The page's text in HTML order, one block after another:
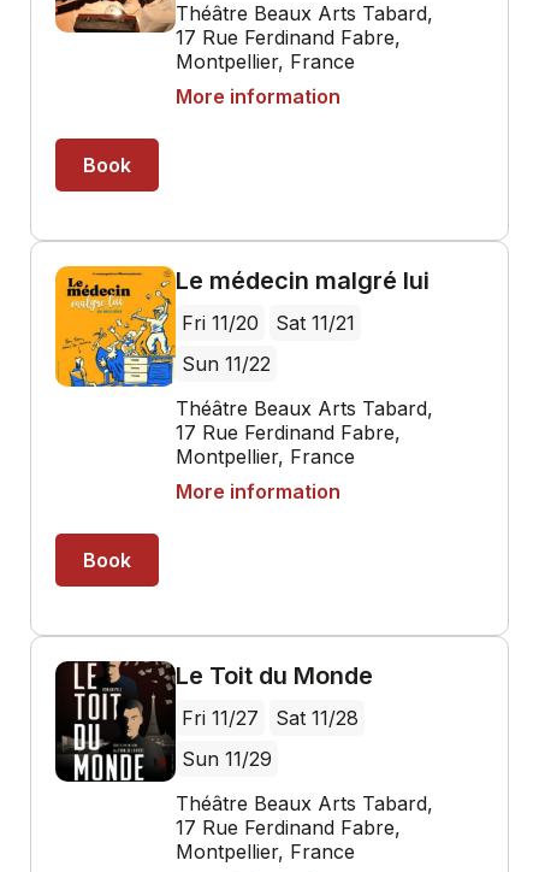
Théâtre Beaux Arts Tabard,
17 Rue Ferdinand Fabre,
Montpellier, France
More information
Book
Le médecin malgré lui
Fri 11/20
Sat 11/21
Sun 11/22
Théâtre Beaux Arts Tabard,
17 Rue Ferdinand Fabre,
Montpellier, France
More information
Book
Le Toit du Monde
Fri 11/27
Sat 11/28
Sun 11/29
Théâtre Beaux Arts Tabard,
17 Rue Ferdinand Fabre,
Montpellier, France